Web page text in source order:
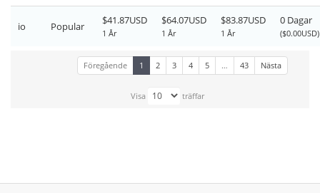
io Popular $41.87USD
1 År
$64.07USD
1 År
$83.87USD
1 År
0 Dagar
($0.00USD)
Föregående 1 2 3 4 5 … 43 Nästa
Visa träffar